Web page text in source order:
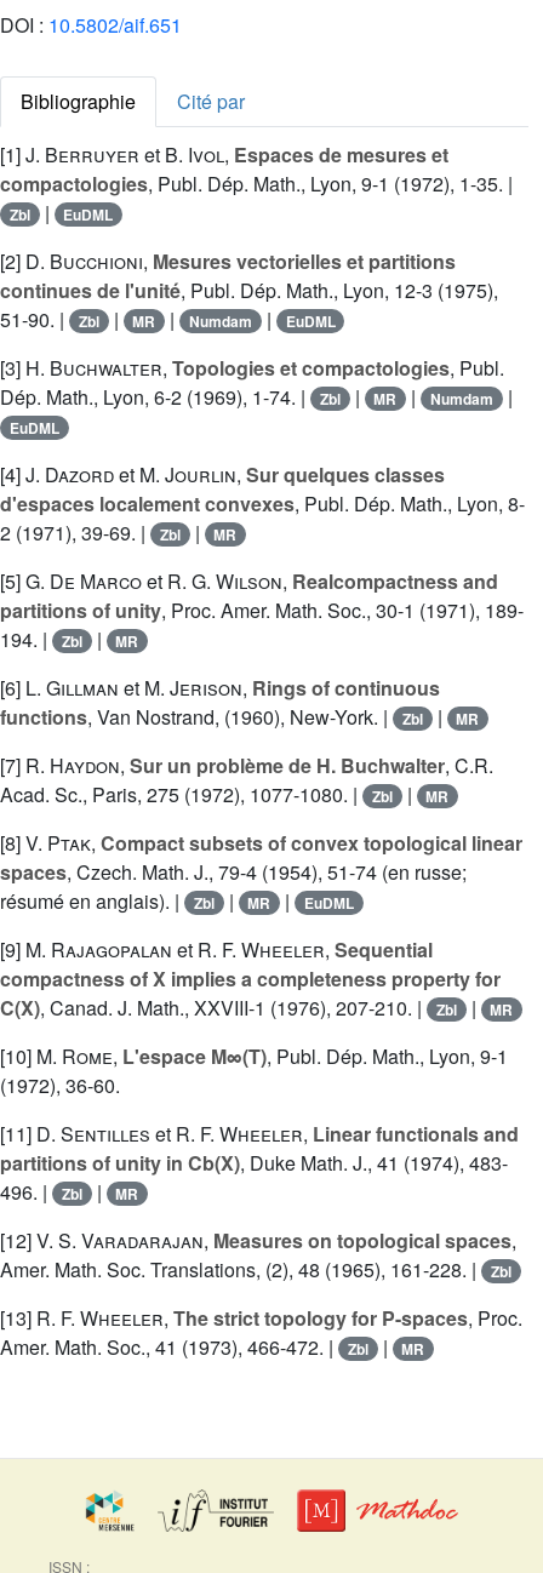
DOI : 10.5802/aif.651
Bibliographie
Cité par
[1]J. Berruyer et B. Ivol, Espaces de mesures et
compactologies, Publ. Dép. Math., Lyon, 9-1 (1972), 1-35. |
Zbl | EuDML
[2] D. Bucchioni, Mesures vectorielles et partitions
continues de l'unité, Publ. Dép. Math., Lyon, 12-3 (1975),
51-90. |
Zbl | MR | Numdam | EuDML
[3] H. Buchwalter, Topologies et compactologies, Publ.
Dép. Math., Lyon, 6-2 (1969), 1-74. |
Zbl | MR | Numdam |
EuDML
[4]J. Dazordet M. Jourlin, Sur quelques classes
d'espaces localement convexes, Publ. Dép. Math., Lyon, 8-
2 (1971), 39-69. |
Zbl | MR
[5]G. De Marcoet R. G. Wilson, Realcompactness and
partitions of unity, Proc. Amer. Math. Soc., 30-1 (1971), 189-
194. |
Zbl | MR
[6] L. Gillman et M. Jerison, Rings of continuous
functions, Van Nostrand, (1960), New-York. | Zbl | MR
[7] R. Haydon, Sur un problème de H. Buchwalter, C.R.
Acad. Sc., Paris, 275 (1972), 1077-1080. |
Zbl | MR
[8]V. Ptak, Compact subsets of convex topological linear
spaces, Czech. Math. J., 79-4 (1954), 51-74 (en russe;
résumé en anglais). |
Zbl | MR | EuDML
[9] M. Rajagopalan et R. F. Wheeler, Sequential
compactness of X implies a completeness property for
C(X), Canad. J. Math., XXVIII-1 (1976), 207-210. | Zbl | MR
[10] M. Rome, L'espace M∞(T), Publ. Dép. Math., Lyon, 9-1
(1972), 36-60.
[11] D. Sentilles et R. F. Wheeler, Linear functionals and
partitions of unity in Cb(X), Duke Math. J., 41 (1974), 483-
496. |
Zbl | MR
[12]V. S. Varadarajan, Measures on topological spaces,
Amer. Math. Soc. Translations, (2), 48 (1965), 161-228. |
Zbl
[13] R. F. Wheeler, The strict topology for P-spaces, Proc.
Amer. Math. Soc., 41 (1973), 466-472. |
Zbl | MR
ISSN :